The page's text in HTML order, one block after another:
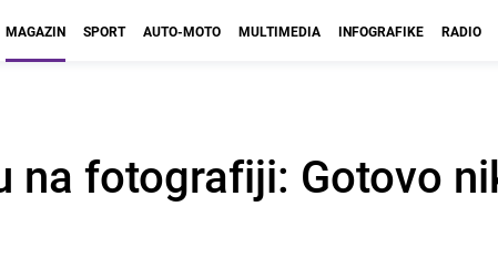
MAGAZIN SPORT AUTO-MOTO MULTIMEDIA INFOGRAFIKE RADIO
na fotografiji: Gotovo